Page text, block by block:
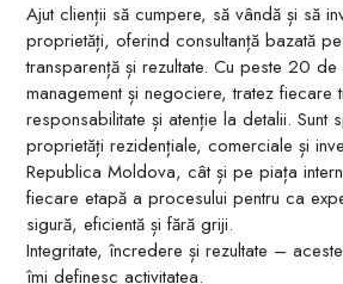
Ajut clienții să cumpere, să vândă și să
proprietăți, oferind consultanță bazată
transparență și rezultate. Cu peste 20
management și negociere, tratez fiecare
responsabilitate și atenție la detalii. Sunt
proprietăți rezidențiale, comerciale și
Republica Moldova, cât și pe piața
fiecare etapă a procesului pentru ca
sigură, eficientă și fără griji.
Integritate, încredere și rezultate –
îmi definesc activitatea.